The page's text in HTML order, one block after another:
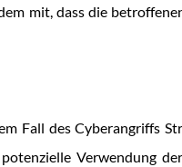
mit, dass die
Fall des Cyberangriffs
Verwendung